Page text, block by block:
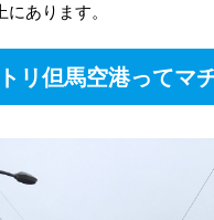
あります。
リ但馬空港ってマ